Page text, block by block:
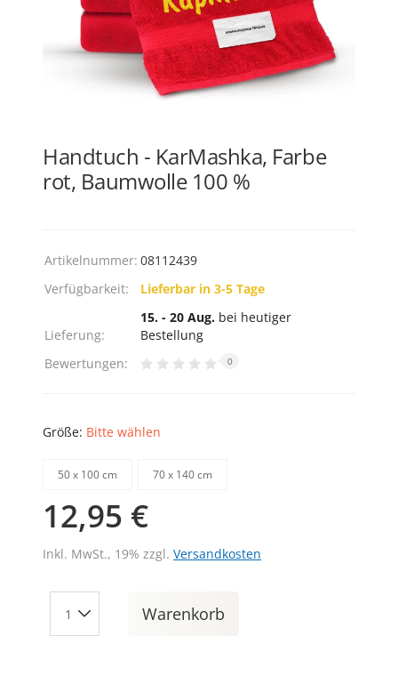
Handtuch - KarMashka, Farbe
rot, Baumwolle 100 %
Artikelnummer: 08112439
Verfügbarkeit:
Lieferbar in 3-5 Tage
Lieferung:
15. - 20 Aug. bei heutiger
Bestellung
Bewertungen:
0
Größe: Bitte wählen
50 х 100 cm 70 х 140 cm
12,95 €
Inkl. MwSt., 19% zzgl. Versandkosten
Warenkorb